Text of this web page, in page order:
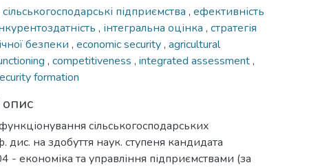
сільськогосподарські підприємства , ефективність
, інтегральна оцінка , стратегія
безпеки , economic security, agricultural
, competitiveness , integrated assessment,
formation
опис
сільськогосподарських
дис. на здобуття наук. ступеня кандидата
- економіка та управління підприємствами (за